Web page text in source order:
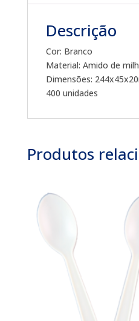
Descrição
Cor: Branco
Material: Amido de
Dimensões:
400 unidades
Produtos